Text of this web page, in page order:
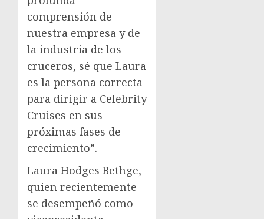
comprensión de
nuestra empresa y de
la industria de los
cruceros, sé que Laura
es la persona correcta
para dirigir a Celebrity
Cruises en sus
próximas fases de
crecimiento”.
Laura Hodges Bethge,
quien recientemente
se desempeñó como